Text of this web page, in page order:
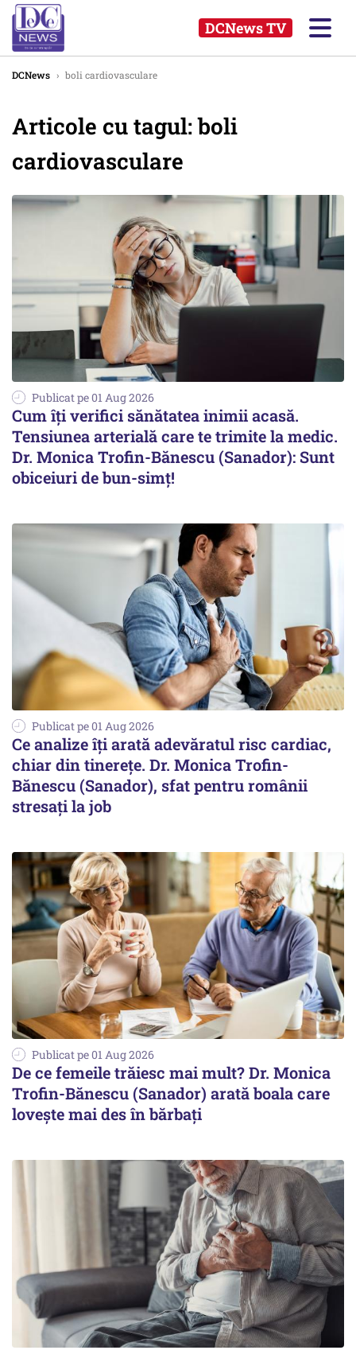
DCNews TV
DCNews › boli cardiovasculare
Articole cu tagul: boli
cardiovasculare
Publicat pe 01 Aug 2026
Cum îți verifici sănătatea inimii acasă.
Tensiunea arterială care te trimite la medic.
Dr. Monica Trofin-Bănescu (Sanador): Sunt
obiceiuri de bun-simț!
Publicat pe 01 Aug 2026
Ce analize îți arată adevăratul risc cardiac,
chiar din tinerețe. Dr. Monica Trofin-
Bănescu (Sanador), sfat pentru românii
stresați la job
Publicat pe 01 Aug 2026
De ce femeile trăiesc mai mult? Dr. Monica
Trofin-Bănescu (Sanador) arată boala care
lovește mai des în bărbați